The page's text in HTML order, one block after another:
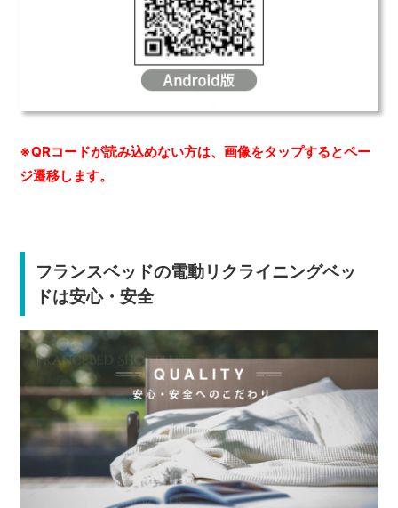
※QRコードが読み込めない方は、画像をタップするとペー
ジ遷移します。
フランスベッドの電動リクライニングベッ
ドは安心・安全